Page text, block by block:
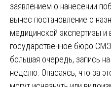
заявлением о нанесении
вынес постановление о
медицинской экспертизы и
государственное бюро
большая очередь, запись
неделю. Опасаясь, что за